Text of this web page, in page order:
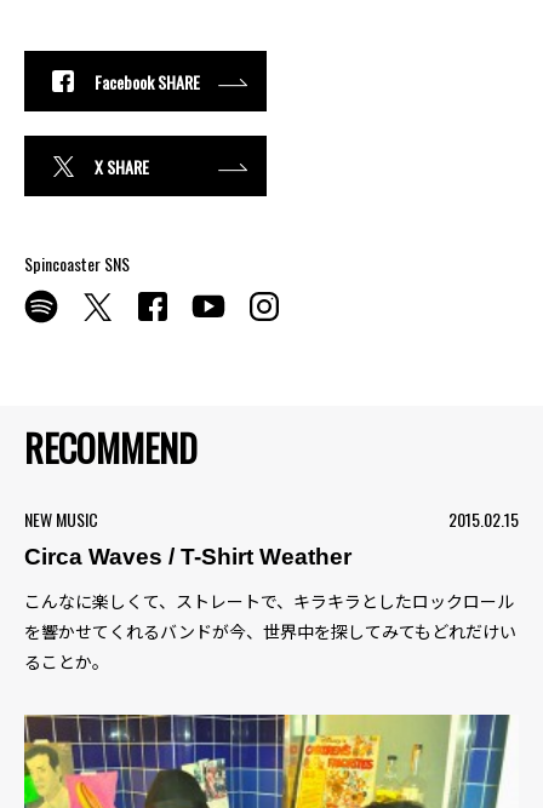
RECOMMEND
NEW MUSIC
2015.02.15
Circa Waves / T-Shirt Weather
こんなに楽しくて、ストレートで、キラキラとしたロックロール
を響かせてくれるバンドが今、世界中を探してみてもどれだけい
ることか。
Facebook SHARE
X SHARE
Spincoaster SNS